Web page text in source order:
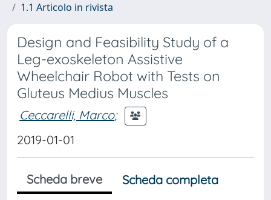
1.1 Articolo in rivista
Design and Feasibility Study of a
Leg-exoskeleton Assistive
Wheelchair Robot with Tests on
Gluteus Medius Muscles
Ceccarelli, Marco;
2019-01-01
Scheda breve
Scheda completa